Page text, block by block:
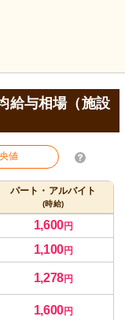
給与相場（施設
値
パート・アルバイト
(時給)
1,600円
1,100円
1,278円
1,600円